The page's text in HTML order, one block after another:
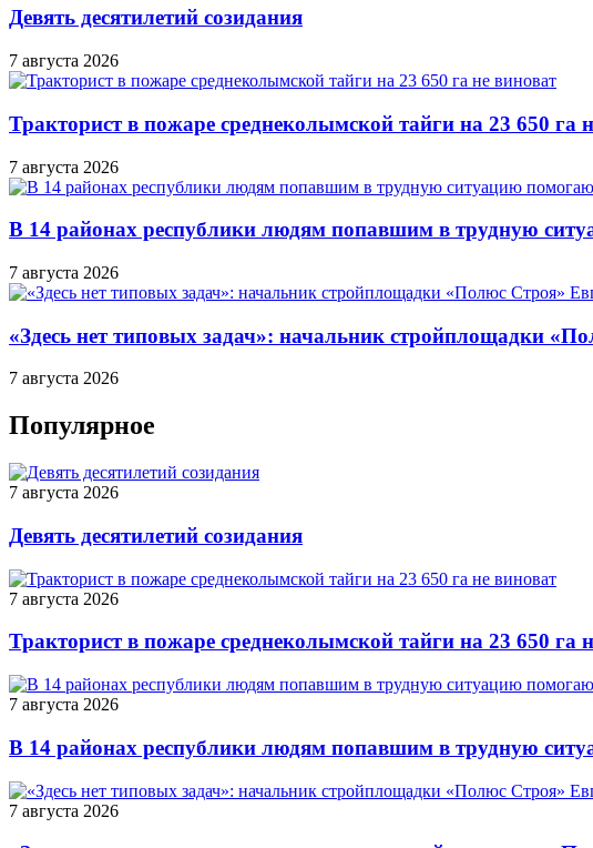
Девять десятилетий созидания
7 августа 2026
Тракторист в пожаре среднеколымской тайги на 23 650 га
7 августа 2026
В 14 районах республики людям попавшим в трудную
7 августа 2026
«Здесь нет типовых задач»: начальник стройплощадки
7 августа 2026
Популярное
7 августа 2026
Девять десятилетий созидания
7 августа 2026
Тракторист в пожаре среднеколымской тайги на 23 650 га
7 августа 2026
В 14 районах республики людям попавшим в трудную
7 августа 2026